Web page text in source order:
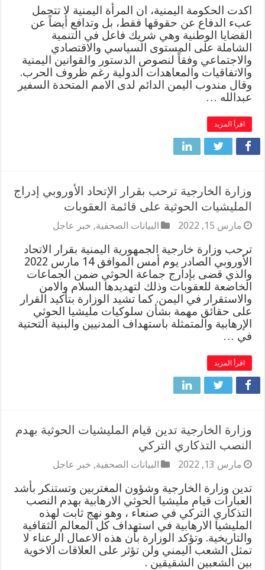
اكدت الحكومة اليمنية، ان المرأة اليمنية لا تتحمل
عبء الدفاع عن حقوقها فقط، بل وتدافع أيضاً عن
القضايا الوطنية وهي شريك فاعل في التنمية
الشاملة على المستوى السياسي والاقتصادي
والاجتماعي وفقاً لنصوص الدستور والقوانين اليمنية
والاتفاقيات والمعاهدات الدولية رغم ظروف الحرب.
وقال مندوب اليمن الدائم لدى الامم المتحدة السفير
عبدالله …
اقرأ المزيد
وزارة الخارجية ترحب بقرار الإتحاد الأوروبي إدراج
المليشيات الحوثية على قائمة العقوبات
مارس 15, 2022 البيانات الصحفية, خبر عاجل
ترحب وزارة خارجية الجمهورية اليمنية بقرار الاتحاد
الأوروبي الصادر يوم أمس الموافق 14 مارس 2022
والذي قضى بإدارج جماعة الحوثي ضمن الجماعات
الخاضعة للعقوبات وذلك لتهديدها السلام والامن
والاستقرار في اليمن. كما تشيد الوزارة بتأكيد القرار
على حقائق مهمة بشأن سلوكيات مليشيا الحوثي
الإرهابية والمتمثلة باستهداف المدنيين والبنية التحتية
في …
اقرأ المزيد
وزارة الخارجية تدين قيام المليشيات الحوثية بهدم
النصب التذكاري التركي
مارس 13, 2022 البيانات الصحفية, خبر عاجل
تدين وزارة الخارجية وشؤون المغتربين وتستنكر بأشد
العبارات قيام مليشيا الحوثي الارهابية بهدم النصب
التذكاري التركي في صنعاء ، وهو نهج ثابت لهذه
المليشيا الارهابية في استهداف كل المعالم الثقافية
والتاريخية. وتؤكد الوزارة بأن هذه الاعمال الرعناء لا
تمثل الشعب اليمني ولن تؤثر على العلاقات الاخوية
بين الشعبين الشقيقين .